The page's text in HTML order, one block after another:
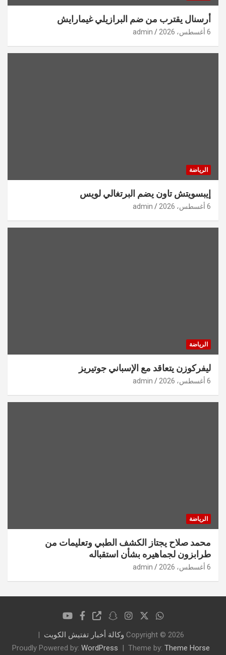
أرسنال يقترب من ضم البرازيلي غيمارايش
6 أغسطس، 2026 admin
الرياضة
إيبسويتش تاون يضم البرتغالي لويس
6 أغسطس، 2026 admin
الرياضة
ليفركوزن يتعاقد مع الإسباني جوتيريز
6 أغسطس، 2026 admin
الرياضة
محمد صلاح يجتاز الكشف الطبي وتعليمات من
طرابزون لجماهيره بشأن استقباله
6 أغسطس، 2026 admin
Copyright © 2026 وكالة أخبار تفتيش الكويت
Theme by: Theme Horse
Proudly Powered by: WordPress